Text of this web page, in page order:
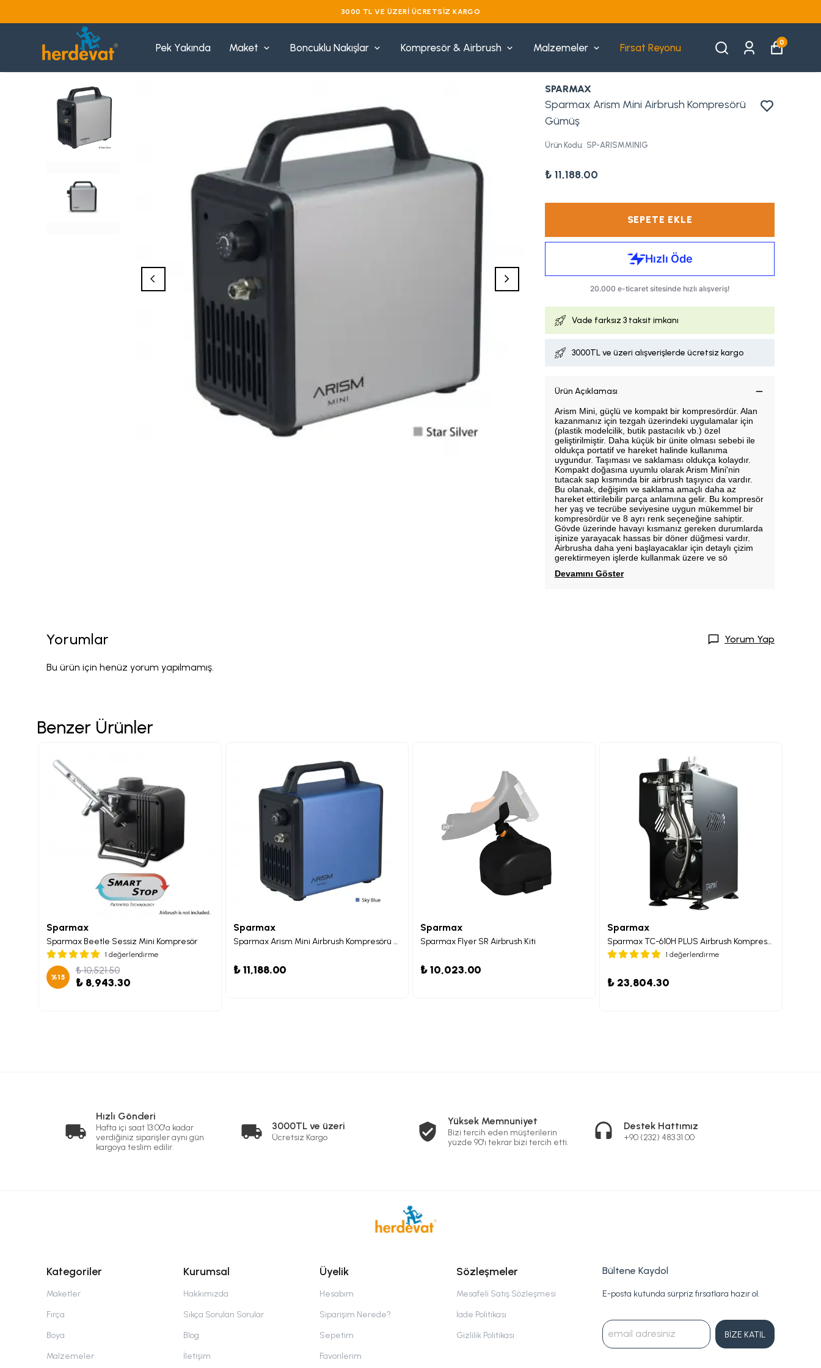
3000 TL VE ÜZERI ÜCRETSIZ KARGO
Pek Yakında Maket Boncuklu Nakışlar Kompresör & Airbrush Malzemeler Fırsat Reyonu 0
SPARMAX
Sparmax Arism Mini Airbrush Kompresörü
Gümüş
Ürün Kodu: SP-ARISMMINIG
₺ 11,188.00
SEPETE EKLE
Vade farksız 3 taksit imkanı
3000TL ve üzeri alışverişlerde ücretsiz kargo
Ürün Açıklaması
Arism Mini, güçlü ve kompakt bir kompresördür. Alan
kazanmanız için tezgah üzerindeki uygulamalar için
(plastik modelcilik, butik pastacılık vb.) özel
geliştirilmiştir. Daha küçük bir ünite olması sebebi ile
oldukça portatif ve hareket halinde kullanıma
uygundur. Taşıması ve saklaması oldukça kolaydır.
Kompakt doğasına uyumlu olarak Arism Mini'nin
tutacak sap kısmında bir airbrush taşıyıcı da vardır.
Bu olanak, değişim ve saklama amaçlı daha az
hareket ettirilebilir parça anlamına gelir. Bu kompresör
her yaş ve tecrübe seviyesine uygun mükemmel bir
kompresördür ve 8 ayrı renk seçeneğine sahiptir.
Gövde üzerinde havayı kısmanız gereken durumlarda
işinize yarayacak hassas bir döner düğmesi vardır.
Airbrusha daha yeni başlayacaklar için detaylı çizim
gerektirmeyen işlerde kullanmak üzere ve sö
Devamını Göster
Yorumlar Yorum Yap
Bu ürün için henüz yorum yapılmamış.
Benzer Ürünler
Sparmax
Sparmax Beetle Sessiz Mini Kompresör
1 değerlendirme
%15
₺ 10,521.50
₺ 8,943.30
Sparmax
Sparmax Arism Mini Airbrush Kompresörü Mavi
₺ 11,188.00
Sparmax
Sparmax Flyer SR Airbrush Kiti
₺ 10,023.00
Sparmax
Sparmax TC-610H PLUS Airbrush Kompresörü
1 değerlendirme
₺ 23,804.30
Hızlı Gönderi
Hafta içi saat 13:00'a kadar
verdiğiniz siparişler aynı gün
kargoya teslim edilir.
3000TL ve üzeri
Ücretsiz Kargo
Yüksek Memnuniyet
Bizi tercih eden müşterilerin
yüzde 90'ı tekrar bizi tercih etti.
Destek Hattımız
+90 (232) 483 31 00
Kategoriler
Maketler
Fırça
Boya
Malzemeler
Kurumsal
Hakkımızda
Sıkça Sorulan Sorular
Blog
İletişim
Üyelik
Hesabım
Siparişim Nerede?
Sepetim
Favorilerim
Sözleşmeler
Mesafeli Satış Sözleşmesi
İade Politikası
Gizlilik Politikası
Bültene Kaydol
E-posta kutunda sürpriz fırsatlara hazır ol.
BİZE KATIL